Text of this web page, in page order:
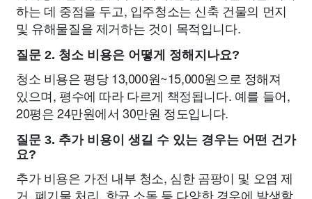
하는 데 중점을 두고, 입주청소는 신축 건물의 먼지
및 유해물질을 제거하는 것이 목적입니다.
질문 2. 청소 비용은 어떻게 정해지나요?
청소 비용은 평당 13,000원~15,000원으로 정해져
있으며, 평수에 따라 다르게 책정됩니다. 예를 들어,
20평은 24만원에서 30만원 정도입니다.
질문 3. 추가 비용이 생길 수 있는 경우는 어떤 건가
요?
추가 비용은 가전 내부 청소, 심한 곰팡이 및 오염 제
거, 폐기물 처리, 항균 소독 등 다양한 경우에 발생할